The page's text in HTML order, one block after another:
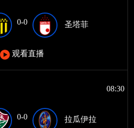
0-0 圣塔菲
观看直播
08:30
0-0 拉瓜伊拉